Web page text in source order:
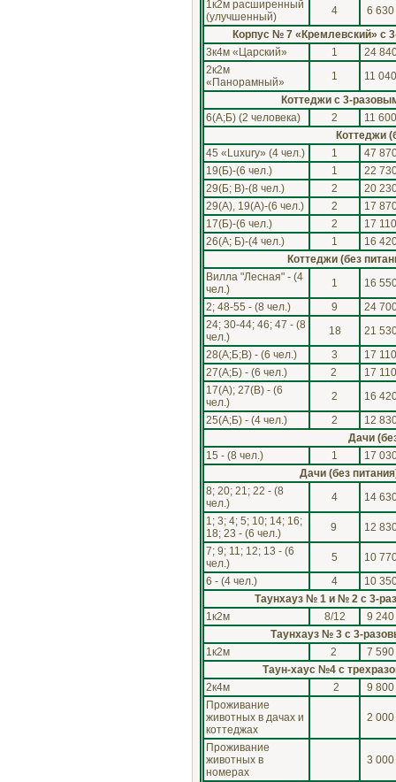
1к2м расширенный
(улучшенный)
4
6 630
Корпус № 7 «Кремлевский» с
3к4м «Царский»
1
24
2к2м
«Панорамный»
1
11 040
Коттеджи с 3-
6(А;Б) (2 человека)
2
11 600
Коттеджи
45 «Luxury» (4 чел.)
1
47
19(Б)-(6 чел.)
1
22
29(Б; В)-(8 чел.)
2
20
29(А), 19(А)-(6 чел.)
2
17
17(Б)-(6 чел.)
2
17 110
26(А; Б)-(4 чел.)
1
16
Коттеджи (без
Вилла "Лесная" - (4
чел.)
1
16
2; 48-55 - (8 чел.)
9
24
24; 30-44; 46; 47 - (8
чел.)
18
21
28(А;Б;В) - (6 чел.)
3
17 110
27(А;Б) - (6 чел.)
2
17 110
17(А); 27(В) - (6
чел.)
2
16
25(А;Б) - (4 чел.)
2
12
Дачи
15 - (8 чел.)
1
17
Дачи (без
8; 20; 21; 22 - (8
чел.)
4
14
1; 3; 4; 5; 10; 14; 16;
18; 23 - (6 чел.)
9
12
7; 9; 11; 12; 13 - (6
чел.)
5
10
6 - (4 чел.)
4
10
Таунхауз № 1 и № 2 с 3-
1к2м
8/12
9 240
Таунхауз № 3 с 3-
1к2м
2
7 590
Таун-хаус №4 с
2к4м
2
9 800
Проживание
животных в дачах и
коттеджах
2 000
Проживание
животных в
номерах
3 000